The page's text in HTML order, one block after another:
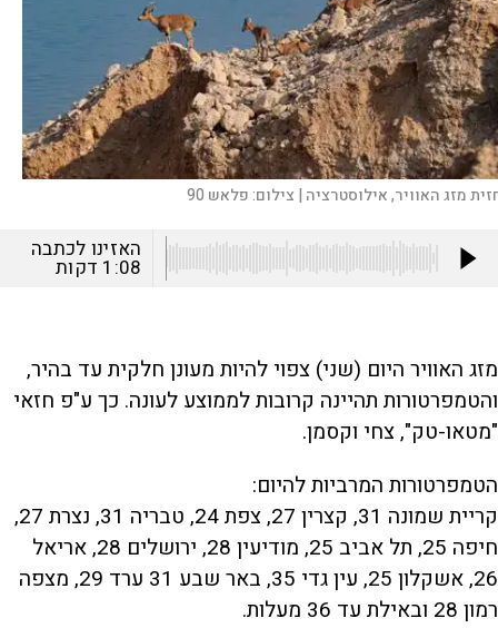
מזג האוויר, אילוסטרציה | צילום:פלאש 90
האזינו לכתבה
1:08 דקות
מזג האוויר היום (שני) צפוי להיות מעונן חלקית עד בהיר,
והטמפרטורות תהיינה ‏קרובות לממוצע לעונה. כך ע"פ חזאי
"מטאו-טק", צחי וקסמן.
הטמפרטורות המרביות להיום:
קריית שמונה 31, קצרין 27, צפת 24, טבריה 31, נצרת 27,
חיפה 25, תל אביב 25, מודיעין 28, ירושלים 28, אריאל
26, אשקלון 25, עין גדי 35, באר שבע 31 ערד 29, מצפה
רמון 28 ובאילת עד 36 מעלות.